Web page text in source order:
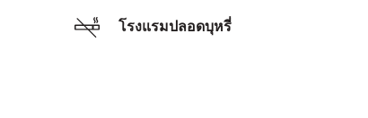
โรงแรมปลอดบุหรี่